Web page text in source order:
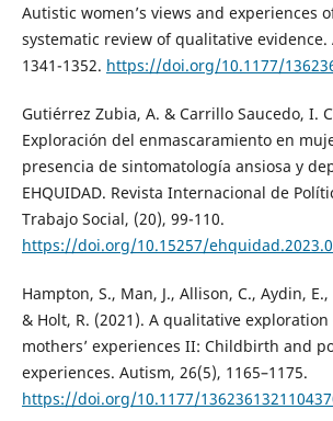
Autistic women’s views and experiences
systematic review of qualitative evidence.
1341-1352. https://doi.org/10.1177/
Gutiérrez Zubia, A. & Carrillo Saucedo, I.
Exploración del enmascaramiento en
presencia de sintomatología ansiosa y
EHQUIDAD. Revista Internacional de
Trabajo Social, (20), 99-110.
https://doi.org/10.15257/
Hampton, S., Man, J., Allison, C., Aydin,
& Holt, R. (2021). A qualitative
mothers’ experiences II: Childbirth and
experiences. Autism, 26(5), 1165–1175.
https://doi.org/10.1177/